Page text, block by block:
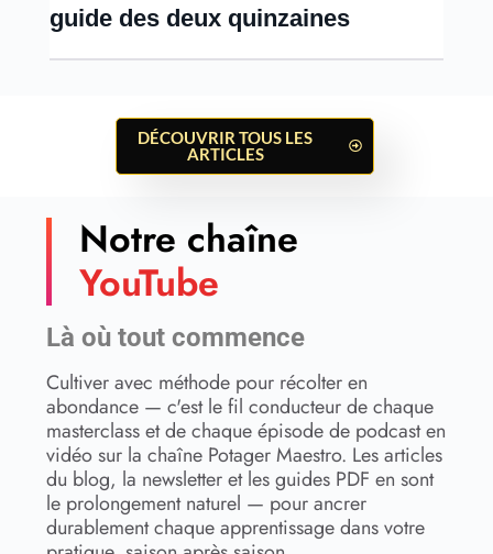
guide des deux quinzaines
DÉCOUVRIR TOUS LES
ARTICLES
Notre chaîne
YouTube
Là où tout commence
Cultiver avec méthode pour récolter en
abondance — c'est le fil conducteur de chaque
masterclass et de chaque épisode de podcast en
vidéo sur la chaîne Potager Maestro. Les articles
du blog, la newsletter et les guides PDF en sont
le prolongement naturel — pour ancrer
durablement chaque apprentissage dans votre